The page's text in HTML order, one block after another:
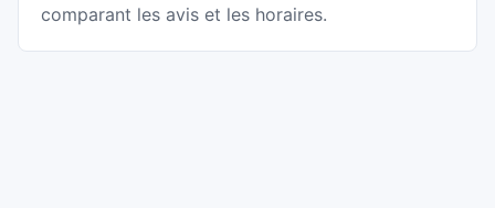
comparant les avis et les horaires.